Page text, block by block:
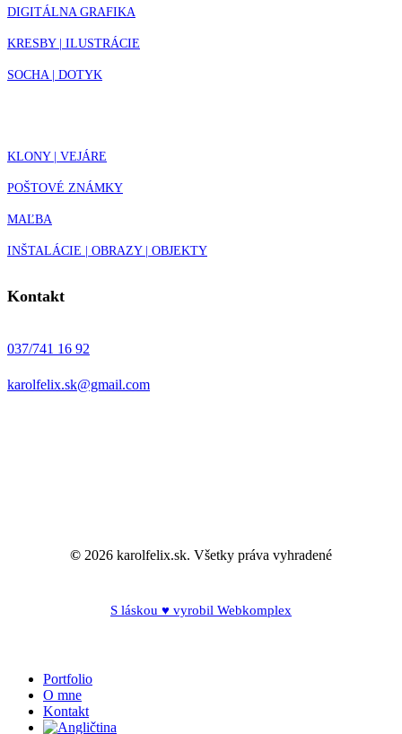
DIGITÁLNA GRAFIKA
KRESBY | ILUSTRÁCIE
SOCHA | DOTYK
KLONY | VEJÁRE
POŠTOVÉ ZNÁMKY
MAĽBA
INŠTALÁCIE | OBRAZY | OBJEKTY
Kontakt
037/741 16 92
karolfelix.sk@gmail.com
© 2026 karolfelix.sk. Všetky práva vyhradené
S láskou ♥ vyrobil Webkomplex
Close
Menu
Portfolio
O mne
Kontakt